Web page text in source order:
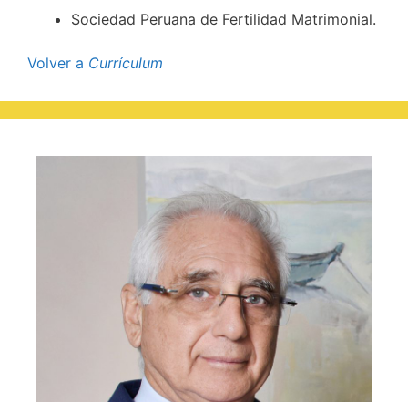
Sociedad Peruana de Fertilidad Matrimonial.
Volver a Currículum